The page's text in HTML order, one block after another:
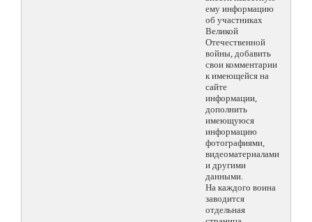
ему информацию
об участниках
Великой
Отечественной
войны, добавить
свои комментарии
к имеющейся на
сайте
информации,
дополнить
имеющуюся
информацию
фотографиями,
видеоматериалами
и другими
данными.
На каждого воина
заводится
отдельная